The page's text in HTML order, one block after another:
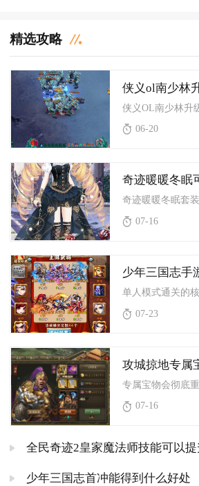
精选攻略
06-20
07-16
07-23
07-16
全民奇迹2皇家魔法师技能可以
少年三国志首冲能得到什么好处